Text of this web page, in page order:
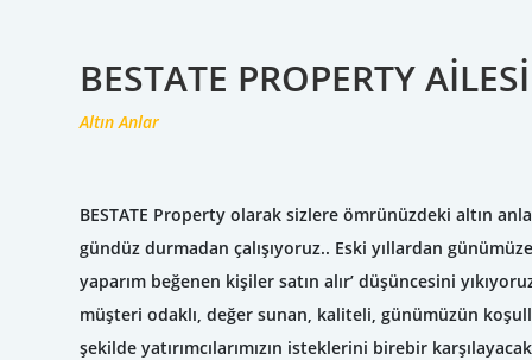
BESTATE PROPERTY AILESI
Altın Anlar
BESTATE Property olarak sizlere ömrünüzdeki altın
gündüz durmadan çalışıyoruz.. Eski yıllardan
yaparım beğenen kişiler satın alır’ düşüncesini
müşteri odaklı, değer sunan, kaliteli, günümüzün
şekilde yatırımcılarımızın isteklerini birebir